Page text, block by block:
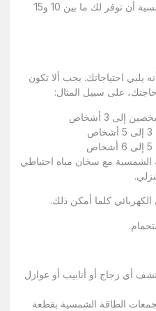
يمكن لسخانات المياه بالطاقة الشمسية أن توفر لك ما بين 10 و15
يلبي احتياجاتك. يجب ألا تكون
على سبيل المثال:
الشمسية مع سخان مياه احتياطي
كلما أمكن ذلك.
أي زجاج أو أنابيب أو عوازل
الطاقة الشمسية بقطعة